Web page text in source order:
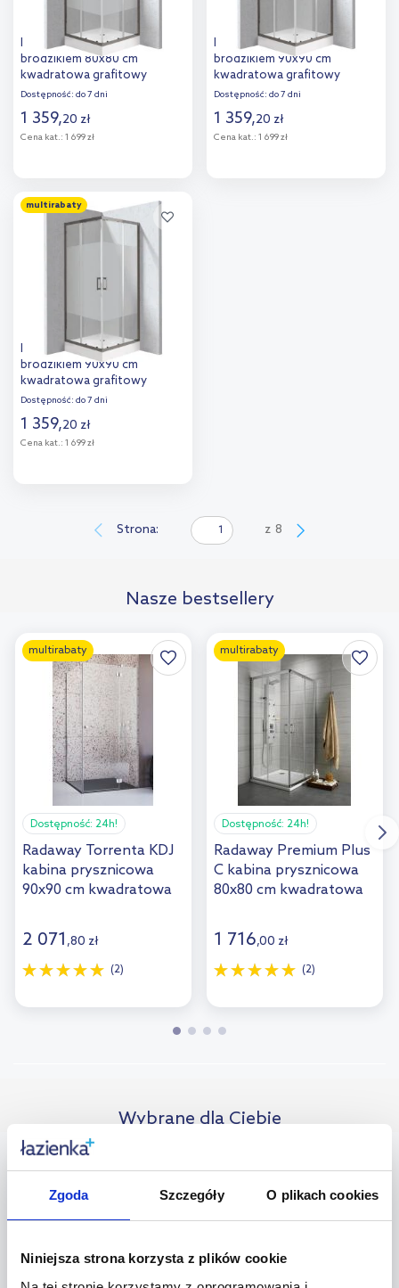
Zgoda Szczegóły O plikach cookies
Niniejsza strona korzysta z plików cookie
Deante Funkia Evo kabina z
brodzikiem 80x80 cm
kwadratowa grafitowy
mat/szkło ze wzorem pas
Dostępność: do 7 dni
1 359,20 zł
Cena kat.: 1 699 zł
Dodaj do
porównania
Deante Funkia Evo kabina z
brodzikiem 90x90 cm
kwadratowa grafitowy
mat/szkło przezroczyste
Dostępność: do 7 dni
1 359,20 zł
Cena kat.: 1 699 zł
multirabaty
Deante Funkia Evo kabina z
brodzikiem 90x90 cm
kwadratowa grafitowy
mat/szkło ze wzorem pas
Dostępność: do 7 dni
1 359,20 zł
Cena kat.: 1 699 zł
Strona: z 8
Nasze bestsellery
multirabaty
Dostępność: 24h!
Radaway Torrenta KDJ
kabina prysznicowa
90x90 cm kwadratowa
przezroczyste 132202-
01-01R
2 071 ,80 zł
(2)
multirabaty
Dostępność: 24h!
Radaway Premium Plus
C kabina prysznicowa
80x80 cm kwadratowa
przezroczyste 30463-
01-01N
1 716,00 zł
(2)
Wybrane dla Ciebie
multirabaty multirabaty